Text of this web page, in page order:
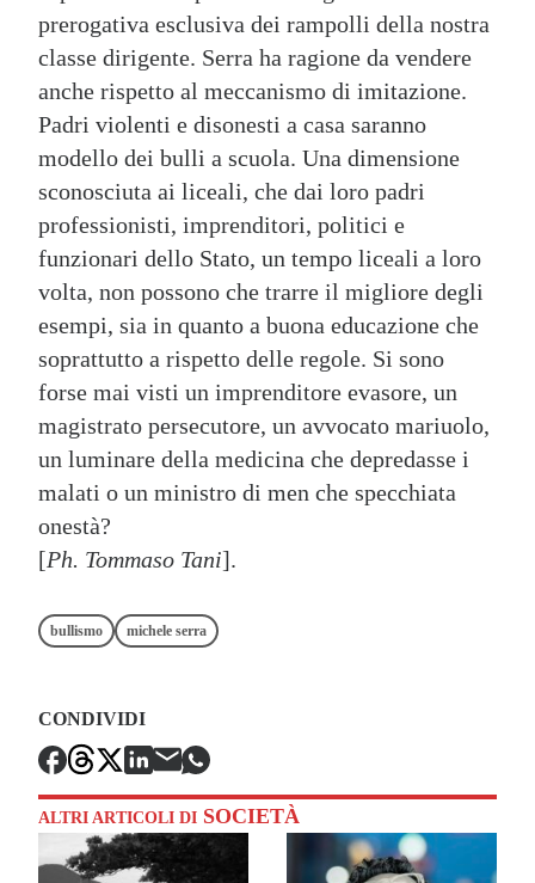
prerogativa esclusiva dei rampolli della nostra
classe dirigente. Serra ha ragione da vendere
anche rispetto al meccanismo di imitazione.
Padri violenti e disonesti a casa saranno
modello dei bulli a scuola. Una dimensione
sconosciuta ai liceali, che dai loro padri
professionisti, imprenditori, politici e
funzionari dello Stato, un tempo liceali a loro
volta, non possono che trarre il migliore degli
esempi, sia in quanto a buona educazione che
soprattutto a rispetto delle regole. Si sono
forse mai visti un imprenditore evasore, un
magistrato persecutore, un avvocato mariuolo,
un luminare della medicina che depredasse i
malati o un ministro di men che specchiata
onestà?
[Ph. Tommaso Tani].
bullismo michele serra
CONDIVIDI
ALTRI ARTICOLI DI SOCIETÀ